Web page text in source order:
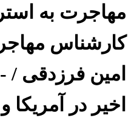
مهاجرت به
کارشناس
امین فرزدقی /
اخیر در آمریکا